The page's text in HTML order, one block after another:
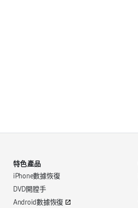
特色產品
iPhone數據恢復
DVD開膛手
Android數據恢復